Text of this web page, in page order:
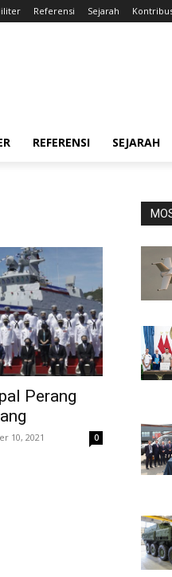
Referensi Sejarah
REFERENSI SEJARAH
Perang
10, 2021 0